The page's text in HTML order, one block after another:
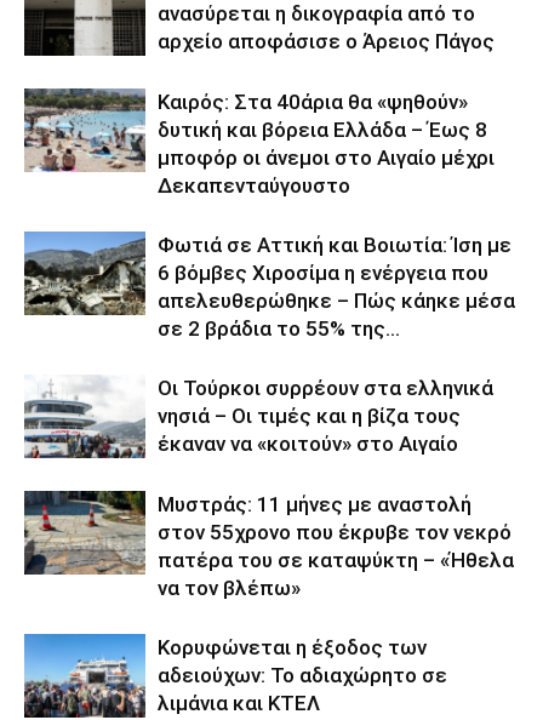
ανασύρεται η δικογραφία από το
αρχείο αποφάσισε ο Άρειος Πάγος
Καιρός: Στα 40άρια θα «ψηθούν»
δυτική και βόρεια Ελλάδα – Έως 8
μποφόρ οι άνεμοι στο Αιγαίο μέχρι
Δεκαπενταύγουστο
Φωτιά σε Αττική και Βοιωτία: Ίση με
6 βόμβες Χιροσίμα η ενέργεια που
απελευθερώθηκε – Πώς κάηκε μέσα
σε 2 βράδια το 55% της...
Οι Τούρκοι συρρέουν στα ελληνικά
νησιά – Οι τιμές και η βίζα τους
έκαναν να «κοιτούν» στο Αιγαίο
Μυστράς: 11 μήνες με αναστολή
στον 55χρονο που έκρυβε τον νεκρό
πατέρα του σε καταψύκτη – «Ήθελα
να τον βλέπω»
Κορυφώνεται η έξοδος των
αδειούχων: Το αδιαχώρητο σε
λιμάνια και ΚΤΕΛ